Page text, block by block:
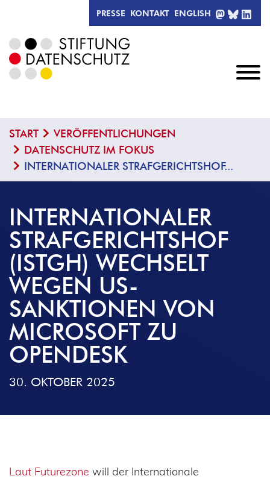
PRESSE KONTAKT ENGLISH
START
VERÖFFENTLICHUNGEN
DATENSCHUTZ IM FOKUS
INTERNATIONALER STRAFGERICHTSHOF...
INTERNATIONALER
STRAFGERICHTSHOF
(ISTGH) WECHSELT
WEGEN US-
SANKTIONEN VON
MICROSOFT ZU
OPENDESK
30. OKTOBER 2025
Laut Futurezone will der Internationale